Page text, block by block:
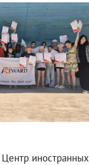
иностранных